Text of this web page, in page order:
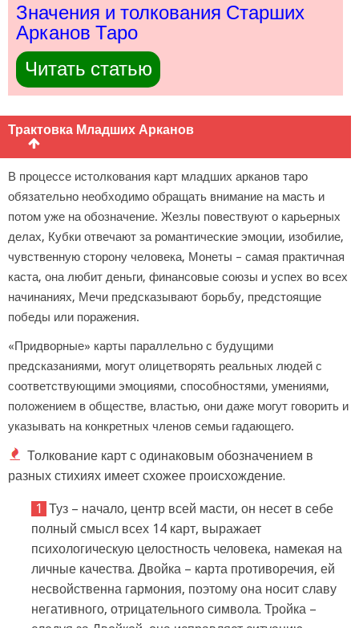
Значения и толкования Старших
Арканов Таро
Читать статью
Трактовка Младших Арканов
В процессе истолкования карт младших арканов таро
обязательно необходимо обращать внимание на масть и
потом уже на обозначение. Жезлы повествуют о карьерных
делах, Кубки отвечают за романтические эмоции, изобилие,
чувственную сторону человека, Монеты – самая практичная
каста, она любит деньги, финансовые союзы и успех во всех
начинаниях, Мечи предсказывают борьбу, предстоящие
победы или поражения.
«Придворные» карты параллельно с будущими
предсказаниями, могут олицетворять реальных людей с
соответствующими эмоциями, способностями, умениями,
положением в обществе, властью, они даже могут говорить и
указывать на конкретных членов семьи гадающего.
Толкование карт с одинаковым обозначением в
разных стихиях имеет схожее происхождение.
Туз – начало, центр всей масти, он несет в себе
полный смысл всех 14 карт, выражает
психологическую целостность человека, намекая на
личные качества. Двойка – карта противоречия, ей
несвойственна гармония, поэтому она носит славу
негативного, отрицательного символа. Тройка –